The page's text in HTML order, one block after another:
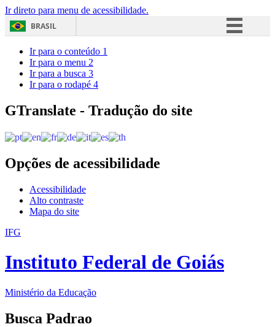
Ir direto para menu de acessibilidade.
BRASIL
Acesso à informação
Ir para o conteúdo 1
Ir para o menu 2
Ir para a busca 3
Ir para o rodapé 4
GTranslate - Tradução do site
Opções de acessibilidade
Acessibilidade
Alto contraste
Mapa do site
IFG
Instituto Federal de Goiás
Ministério da Educação
Busca Padrao